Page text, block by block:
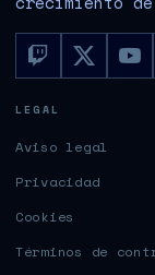
LEGAL
Aviso legal
Privacidad
Cookies
Términos de